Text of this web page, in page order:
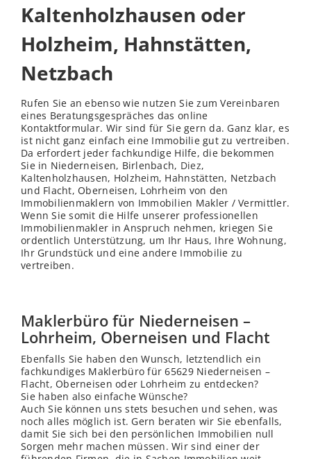
Kaltenholzhausen oder
Holzheim, Hahnstätten,
Netzbach
Rufen Sie an ebenso wie nutzen Sie zum Vereinbaren
eines Beratungsgespräches das online
Kontaktformular. Wir sind für Sie gern da. Ganz klar, es
ist nicht ganz einfach eine Immobilie gut zu vertreiben.
Da erfordert jeder fachkundige Hilfe, die bekommen
Sie in Niederneisen, Birlenbach, Diez,
Kaltenholzhausen, Holzheim, Hahnstätten, Netzbach
und Flacht, Oberneisen, Lohrheim von den
Immobilienmaklern von Immobilien Makler / Vermittler.
Wenn Sie somit die Hilfe unserer professionellen
Immobilienmakler in Anspruch nehmen, kriegen Sie
ordentlich Unterstützung, um Ihr Haus, Ihre Wohnung,
Ihr Grundstück und eine andere Immobilie zu
vertreiben.
Maklerbüro für Niederneisen –
Lohrheim, Oberneisen und Flacht
Ebenfalls Sie haben den Wunsch, letztendlich ein
fachkundiges Maklerbüro für 65629 Niederneisen –
Flacht, Oberneisen oder Lohrheim zu entdecken?
Sie haben also einfache Wünsche?
Auch Sie können uns stets besuchen und sehen, was
noch alles möglich ist. Gern beraten wir Sie ebenfalls,
damit Sie sich bei den persönlichen Immobilien null
Sorgen mehr machen müssen. Wir sind einer der